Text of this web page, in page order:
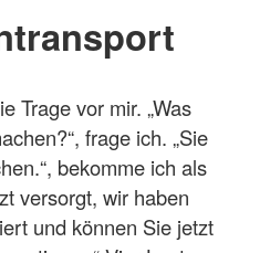
Trage vor mir. „Was
frage ich. „Sie
bekomme ich als
versorgt, wir haben
und können Sie jetzt